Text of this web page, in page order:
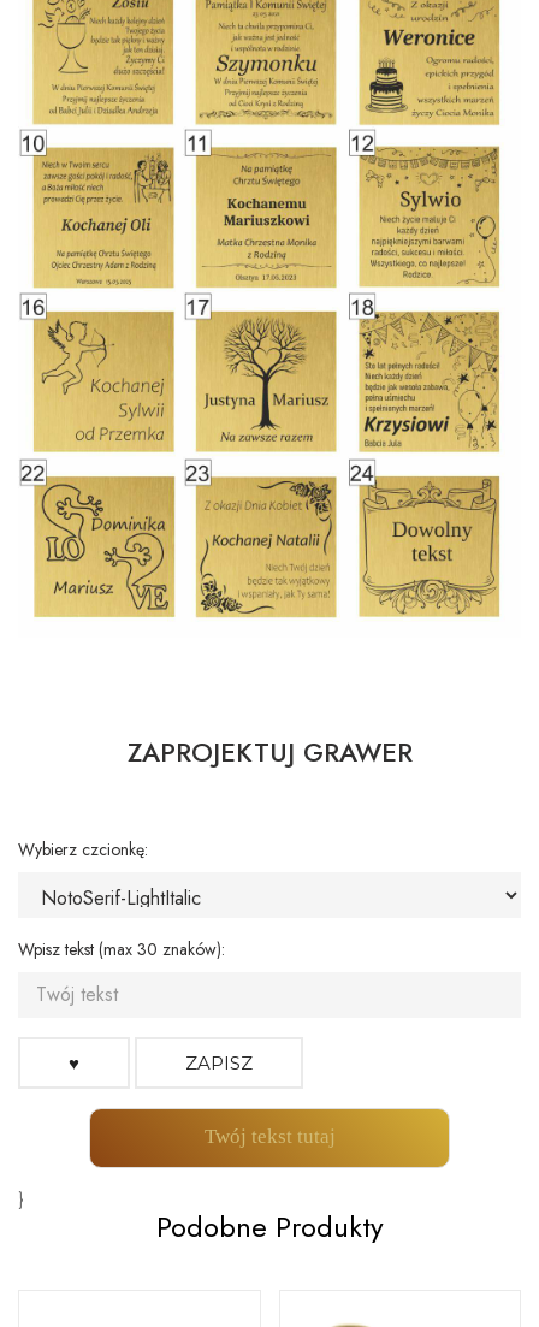
ZAPROJEKTUJ GRAWER
Wybierz czcionkę:
Wpisz tekst (max 30 znaków):
♥ ZAPISZ
Twój tekst tutaj
}
Podobne Produkty